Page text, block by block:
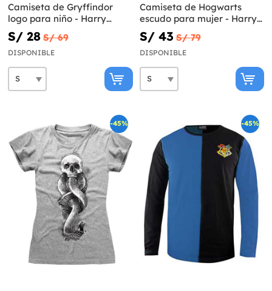
Camiseta de Gryffindor
logo para niño - Harry
Potter
S/ 28 S/ 69
DISPONIBLE
Camiseta de Hogwarts
escudo para mujer - Harry
Potter
S/ 43 S/ 79
DISPONIBLE
-45% -45%